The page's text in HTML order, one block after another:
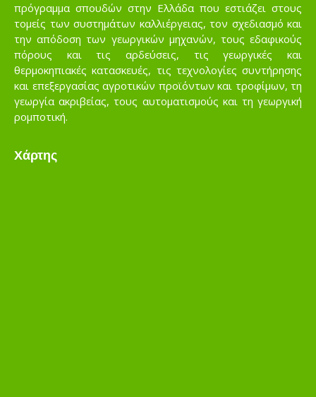
πρόγραμμα σπουδών στην Ελλάδα που εστιάζει στους
τομείς των συστημάτων καλλιέργειας, τον σχεδιασμό και
την απόδοση των γεωργικών μηχανών, τους εδαφικούς
πόρους και τις αρδεύσεις, τις γεωργικές και
θερμοκηπιακές κατασκευές, τις τεχνολογίες συντήρησης
και επεξεργασίας αγροτικών προϊόντων και τροφίμων, τη
γεωργία ακριβείας, τους αυτοματισμούς και τη γεωργική
ρομποτική.
Χάρτης